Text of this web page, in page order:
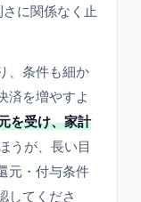
に関係なく止
、条件も細か
済を増やすよ
を受け、家計
うが、長い目
元・付与条件
してくださ